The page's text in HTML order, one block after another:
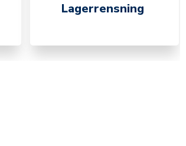
Lagerrensning